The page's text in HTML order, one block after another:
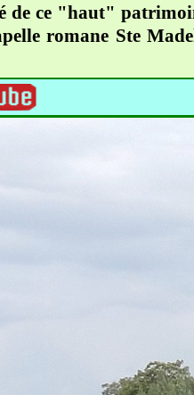
de ce "haut"
romane Ste